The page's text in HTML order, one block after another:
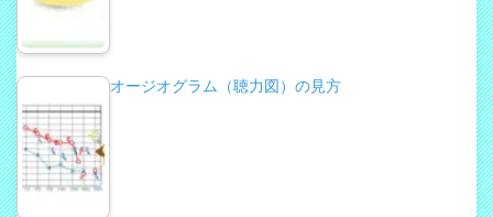
オージオグラム（聴力図）の見方